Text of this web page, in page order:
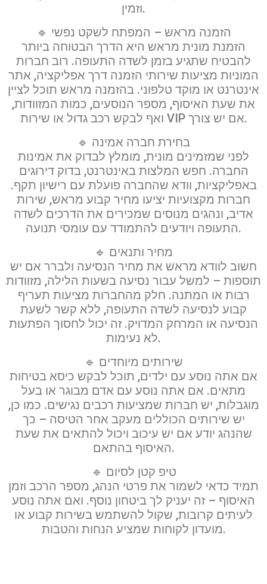
וזמין.
🔹 הזמנה מראש – המפתח לשקט נפשי
הזמנת מונית מראש היא הדרך הבטוחה ביותר
להבטיח שתגיע בזמן לשדה התעופה. רוב חברות
המוניות מציעות שירותי הזמנה דרך אפליקציה, אתר
אינטרנט או מוקד טלפוני. בהזמנה מראש תוכל לציין
את שעת האיסוף, מספר הנוסעים, כמות המזוודות,
ואף לבקש רכב גדול או שירות VIP אם יש צורך.
🔹 בחירת חברה אמינה
לפני שמזמינים מונית, מומלץ לבדוק את אמינות
החברה. חפש המלצות באינטרנט, בדוק דירוגים
באפליקציות, וודא שהחברה פועלת עם רישיון תקף.
חברות מקצועיות יציעו מחיר קבוע מראש, שירות
אדיב, ונהגים מנוסים שמכירים את הדרכים לשדה
התעופה ויודעים להתמודד עם עומסי תנועה.
🔹 מחיר ותנאים
חשוב לוודא מראש את מחיר הנסיעה ולברר אם יש
תוספות – למשל עבור נסיעה בשעות הלילה, מזוודות
רבות או המתנה. חלק מהחברות מציעות תעריף
קבוע לנסיעה לשדה התעופה, ללא קשר לשעת
הנסיעה או המרחק המדויק. זה יכול לחסוך הפתעות
לא נעימות.
🔹 שירותים מיוחדים
אם אתה נוסע עם ילדים, תוכל לבקש כיסא בטיחות
מתאים. אם אתה נוסע עם אדם מבוגר או בעל
מוגבלות, יש חברות שמציעות רכבים נגישים. כמו כן,
יש שירותים הכוללים מעקב אחר הטיסה – כך
שהנהג יודע אם יש עיכוב ויכול להתאים את שעת
האיסוף בהתאם.
🔹 טיפ קטן לסיום
תמיד כדאי לשמור את פרטי הנהג, מספר הרכב וזמן
האיסוף – זה יעניק לך ביטחון נוסף. ואם אתה נוסע
לעיתים קרובות, שקול להשתמש בשירות קבוע או
מועדון לקוחות שמציע הנחות והטבות.